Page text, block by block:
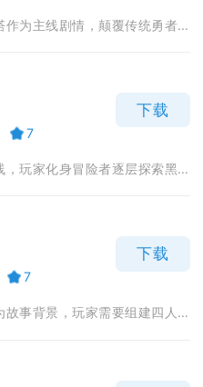
站上塔楼以公主独自逃离恶龙高塔作为主线剧情，颠覆传统勇者...
7
下载
勇闯黑石塔以奇幻冒险为故事主线，玩家化身冒险者逐层探索黑...
7
下载
地牢求生以黑雾城的领地危机作为故事背景，玩家需要组建四人...